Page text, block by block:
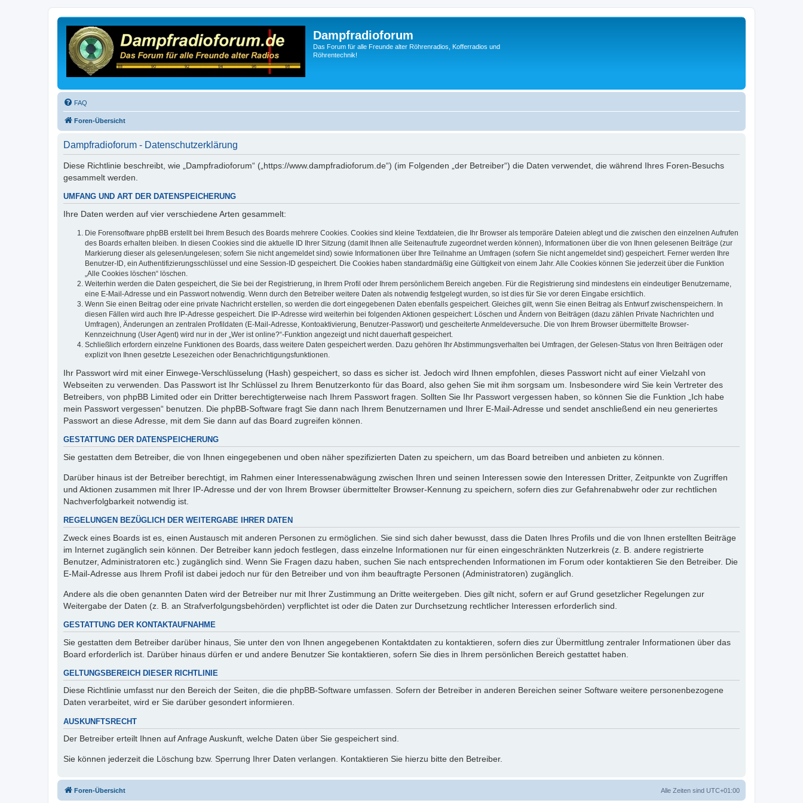
Dampfradioforum
Das Forum für alle Freunde alter Röhrenradios, Kofferradios und
Röhrentechnik!
FAQ
Foren-Übersicht
Dampfradioforum - Datenschutzerklärung
Diese Richtlinie beschreibt, wie „Dampfradioforum“ („https://www.dampfradioforum.de“) (im Folgenden „der Betreiber“) die Daten verwendet, die während Ihres Foren-Besuchs
gesammelt werden.
UMFANG UND ART DER DATENSPEICHERUNG
Ihre Daten werden auf vier verschiedene Arten gesammelt:
Die Forensoftware phpBB erstellt bei Ihrem Besuch des Boards mehrere Cookies. Cookies sind kleine Textdateien, die Ihr Browser als temporäre Dateien ablegt und die zwischen den einzelnen Aufrufen
des Boards erhalten bleiben. In diesen Cookies sind die aktuelle ID Ihrer Sitzung (damit Ihnen alle Seitenaufrufe zugeordnet werden können), Informationen über die von Ihnen gelesenen Beiträge (zur
Markierung dieser als gelesen/ungelesen; sofern Sie nicht angemeldet sind) sowie Informationen über Ihre Teilnahme an Umfragen (sofern Sie nicht angemeldet sind) gespeichert. Ferner werden Ihre
Benutzer-ID, ein Authentifizierungsschlüssel und eine Session-ID gespeichert. Die Cookies haben standardmäßig eine Gültigkeit von einem Jahr. Alle Cookies können Sie jederzeit über die Funktion
„Alle Cookies löschen“ löschen.
Weiterhin werden die Daten gespeichert, die Sie bei der Registrierung, in Ihrem Profil oder Ihrem persönlichem Bereich angeben. Für die Registrierung sind mindestens ein eindeutiger Benutzername,
eine E-Mail-Adresse und ein Passwort notwendig. Wenn durch den Betreiber weitere Daten als notwendig festgelegt wurden, so ist dies für Sie vor deren Eingabe ersichtlich.
Wenn Sie einen Beitrag oder eine private Nachricht erstellen, so werden die dort eingegebenen Daten ebenfalls gespeichert. Gleiches gilt, wenn Sie einen Beitrag als Entwurf zwischenspeichern. In
diesen Fällen wird auch Ihre IP-Adresse gespeichert. Die IP-Adresse wird weiterhin bei folgenden Aktionen gespeichert: Löschen und Ändern von Beiträgen (dazu zählen Private Nachrichten und
Umfragen), Änderungen an zentralen Profildaten (E-Mail-Adresse, Kontoaktivierung, Benutzer-Passwort) und gescheiterte Anmeldeversuche. Die von Ihrem Browser übermittelte Browser-
Kennzeichnung (User Agent) wird nur in der „Wer ist online?“-Funktion angezeigt und nicht dauerhaft gespeichert.
Schließlich erfordern einzelne Funktionen des Boards, dass weitere Daten gespeichert werden. Dazu gehören Ihr Abstimmungsverhalten bei Umfragen, der Gelesen-Status von Ihren Beiträgen oder
explizit von Ihnen gesetzte Lesezeichen oder Benachrichtigungsfunktionen.
Ihr Passwort wird mit einer Einwege-Verschlüsselung (Hash) gespeichert, so dass es sicher ist. Jedoch wird Ihnen empfohlen, dieses Passwort nicht auf einer Vielzahl von
Webseiten zu verwenden. Das Passwort ist Ihr Schlüssel zu Ihrem Benutzerkonto für das Board, also gehen Sie mit ihm sorgsam um. Insbesondere wird Sie kein Vertreter des
Betreibers, von phpBB Limited oder ein Dritter berechtigterweise nach Ihrem Passwort fragen. Sollten Sie Ihr Passwort vergessen haben, so können Sie die Funktion „Ich habe
mein Passwort vergessen“ benutzen. Die phpBB-Software fragt Sie dann nach Ihrem Benutzernamen und Ihrer E-Mail-Adresse und sendet anschließend ein neu generiertes
Passwort an diese Adresse, mit dem Sie dann auf das Board zugreifen können.
GESTATTUNG DER DATENSPEICHERUNG
Sie gestatten dem Betreiber, die von Ihnen eingegebenen und oben näher spezifizierten Daten zu speichern, um das Board betreiben und anbieten zu können.
Darüber hinaus ist der Betreiber berechtigt, im Rahmen einer Interessenabwägung zwischen Ihren und seinen Interessen sowie den Interessen Dritter, Zeitpunkte von Zugriffen
und Aktionen zusammen mit Ihrer IP-Adresse und der von Ihrem Browser übermittelter Browser-Kennung zu speichern, sofern dies zur Gefahrenabwehr oder zur rechtlichen
Nachverfolgbarkeit notwendig ist.
REGELUNGEN BEZÜGLICH DER WEITERGABE IHRER DATEN
Zweck eines Boards ist es, einen Austausch mit anderen Personen zu ermöglichen. Sie sind sich daher bewusst, dass die Daten Ihres Profils und die von Ihnen erstellten Beiträge
im Internet zugänglich sein können. Der Betreiber kann jedoch festlegen, dass einzelne Informationen nur für einen eingeschränkten Nutzerkreis (z. B. andere registrierte
Benutzer, Administratoren etc.) zugänglich sind. Wenn Sie Fragen dazu haben, suchen Sie nach entsprechenden Informationen im Forum oder kontaktieren Sie den Betreiber. Die
E-Mail-Adresse aus Ihrem Profil ist dabei jedoch nur für den Betreiber und von ihm beauftragte Personen (Administratoren) zugänglich.
Andere als die oben genannten Daten wird der Betreiber nur mit Ihrer Zustimmung an Dritte weitergeben. Dies gilt nicht, sofern er auf Grund gesetzlicher Regelungen zur
Weitergabe der Daten (z. B. an Strafverfolgungsbehörden) verpflichtet ist oder die Daten zur Durchsetzung rechtlicher Interessen erforderlich sind.
GESTATTUNG DER KONTAKTAUFNAHME
Sie gestatten dem Betreiber darüber hinaus, Sie unter den von Ihnen angegebenen Kontaktdaten zu kontaktieren, sofern dies zur Übermittlung zentraler Informationen über das
Board erforderlich ist. Darüber hinaus dürfen er und andere Benutzer Sie kontaktieren, sofern Sie dies in Ihrem persönlichen Bereich gestattet haben.
GELTUNGSBEREICH DIESER RICHTLINIE
Diese Richtlinie umfasst nur den Bereich der Seiten, die die phpBB-Software umfassen. Sofern der Betreiber in anderen Bereichen seiner Software weitere personenbezogene
Daten verarbeitet, wird er Sie darüber gesondert informieren.
AUSKUNFTSRECHT
Der Betreiber erteilt Ihnen auf Anfrage Auskunft, welche Daten über Sie gespeichert sind.
Sie können jederzeit die Löschung bzw. Sperrung Ihrer Daten verlangen. Kontaktieren Sie hierzu bitte den Betreiber.
Foren-Übersicht Alle Zeiten sind UTC+01:00